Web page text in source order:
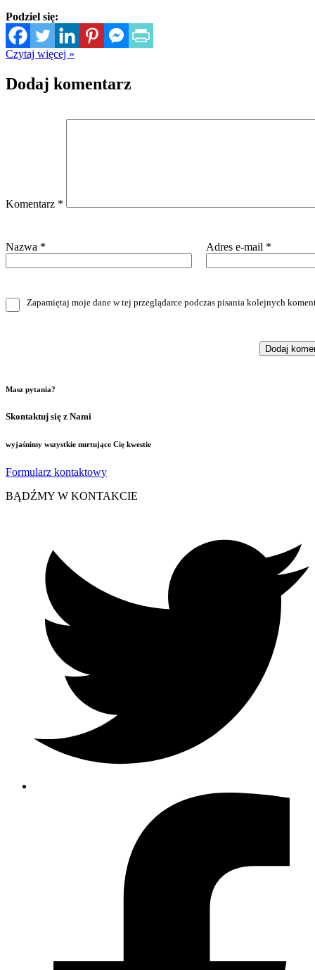
Podziel się:
Czytaj więcej »
Dodaj komentarz
Komentarz *
Nazwa * Adres e-mail *
Zapamiętaj moje dane w tej przeglądarce podczas pisania kolejnych
Masz pytania?
Skontaktuj się z Nami
wyjaśnimy wszystkie nurtujące Cię kwestie
Formularz kontaktowy
BĄDŹMY W KONTAKCIE